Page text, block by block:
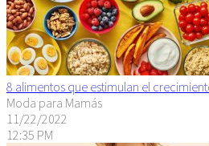
8 alimentos que estimulan el
Moda para Mamás
11/22/2022
12:35 PM